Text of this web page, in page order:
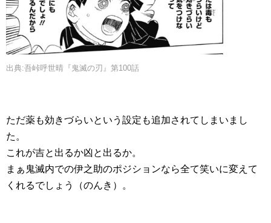
出典:吾峠呼世晴『鬼滅の刃』第100話
ただ薬も効きづらいという設定も追加されてしまいまし
た。
これが吉と出るか凶と出るか。
まぁ鬼滅内での伊之助のポジションなら全て笑いに変えて
くれるでしょう（のんき）。